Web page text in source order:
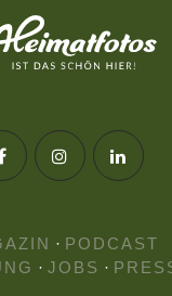
· PODCAST
· JOBS ·